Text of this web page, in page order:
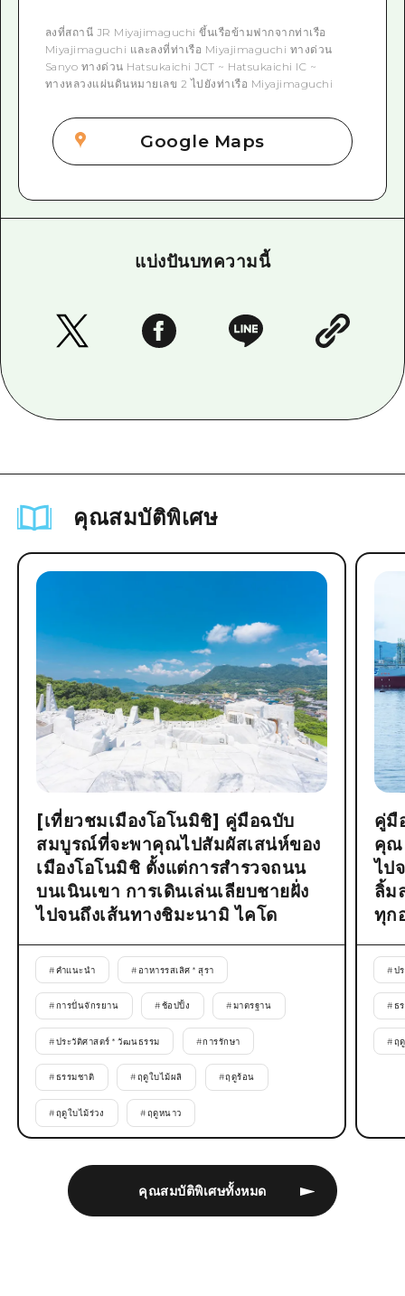
ลงที่สถานี JR Miyajimaguchi ขึ้นเรือข้ามฟากจากท่าเรือ
Miyajimaguchi และลงที่ท่าเรือ Miyajimaguchi ทางด่วน
Sanyo ทางด่วน Hatsukaichi JCT ~ Hatsukaichi IC ~
ทางหลวงแผ่นดินหมายเลข 2 ไปยังท่าเรือ Miyajimaguchi
Google Maps
แบ่งปันบทความนี้
คุณสมบัติพิเศษ
คุณสมบัติพิเศษทั้งหมด
[เที่ยวชมเมืองโอโนมิชิ] คู่มือฉบับ
สมบูรณ์ที่จะพาคุณไปสัมผัสเสน่ห์ของ
เมืองโอโนมิชิ ตั้งแต่การสำรวจถนน
บนเนินเขา การเดินเล่นเลียบชายฝั่ง
ไปจนถึงเส้นทางชิมะนามิ ไคโด
#คำแนะนำ # อาหารรสเลิศ * สุรา
#การปั่นจักรยาน #ช้อปปิ้ง #มาตรฐาน
#ประวัติศาสตร์ * วัฒนธรรม #การรักษา
#ธรรมชาติ #ฤดูใบไม้ผลิ #ฤดูร้อน
#ฤดูใบไม้ร่วง #ฤดูหนาว
คู่มื
คุณ
ไป
ลิ้ม
ทุก
#ป
#ธ
#ฤ